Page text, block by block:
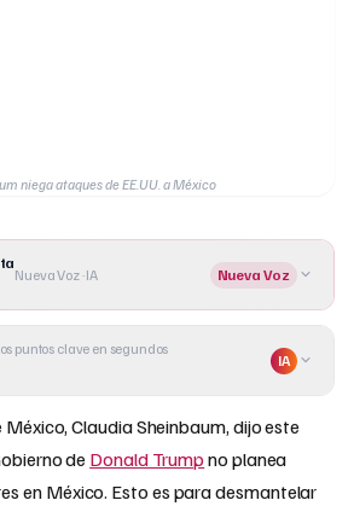
niega ataques de EE.UU. a México
Nueva Voz · IA Nueva Voz
puntos clave en segundos
IA
Claudia Sheinbaum, dijo este
de Donald Trump no planea
en México. Esto es para desmantelar